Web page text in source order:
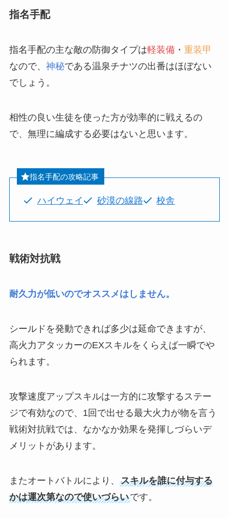
指名手配
指名手配の主な敵の防御タイプは軽装備・ 重装甲
なので、 神秘である温泉チナツの出番はほぼない
でしょう。
相性の良い生徒を使った方が効率的に戦えるの
で、無理に編成する必要はないと思います。
指名手配の攻略記事
ハイウェイ 砂漠の線路 校舎
戦術対抗戦
耐久力が低いのでオススメはしません。
シールドを発動できれば多少は延命できますが、
高火力アタッカーのEXスキルをくらえば一瞬でや
られます。
攻撃速度アップスキルは一方的に攻撃するステー
ジで有効なので、1回で出せる最大火力が物を言う
戦術対抗戦では、なかなか効果を発揮しづらいデ
メリットがあります。
またオートバトルにより、 スキルを誰に付与する
かは運次第なので使いづらいです。